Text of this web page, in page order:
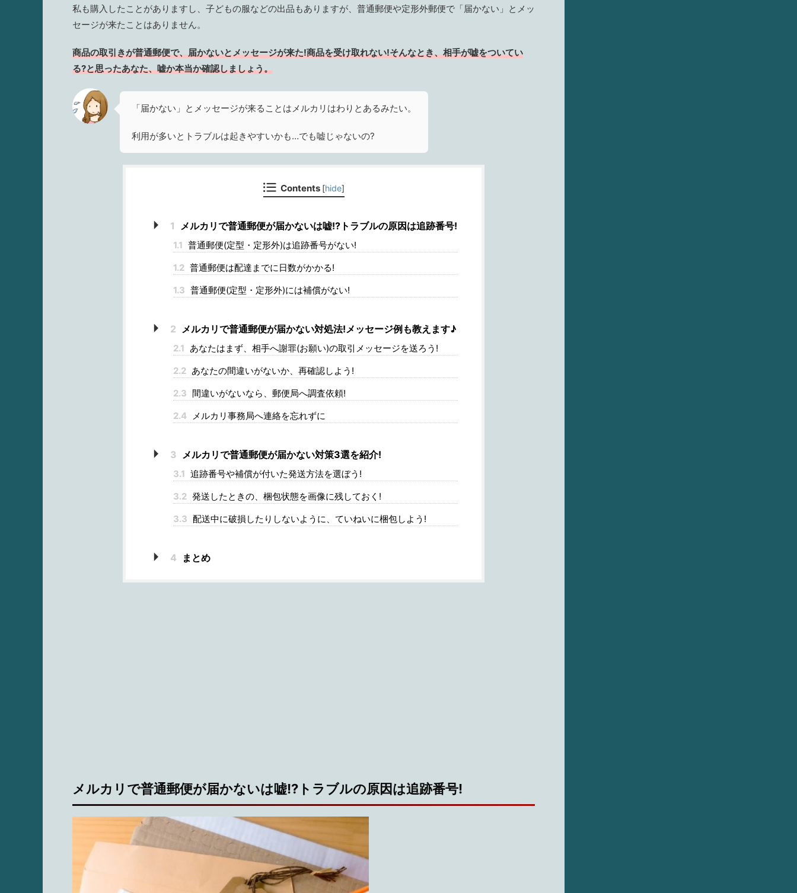
私も購入したことがありますし、子どもの服などの出品もありますが、普通郵便や定形外郵便で「届かない」とメッ
セージが来たことはありません。
商品の取引きが普通郵便で、届かないとメッセージが来た!商品を受け取れない!そんなとき、相手が嘘をついてい
る?と思ったあなた、嘘か本当か確認しましょう。
「届かない」とメッセージが来ることはメルカリはわりとあるみたい。
利用が多いとトラブルは起きやすいかも…でも嘘じゃないの?
Contents [hide]
1 メルカリで普通郵便が届かないは嘘!?トラブルの原因は追跡番号!
1.1 普通郵便(定型・定形外)は追跡番号がない!
1.2 普通郵便は配達までに日数がかかる!
1.3 普通郵便(定型・定形外)には補償がない!
2 メルカリで普通郵便が届かない対処法!メッセージ例も教えます♪
2.1 あなたはまず、相手へ謝罪(お願い)の取引メッセージを送ろう!
2.2 あなたの間違いがないか、再確認しよう!
2.3 間違いがないなら、郵便局へ調査依頼!
2.4 メルカリ事務局へ連絡を忘れずに
3 メルカリで普通郵便が届かない対策3選を紹介!
3.1 追跡番号や補償が付いた発送方法を選ぼう!
3.2 発送したときの、梱包状態を画像に残しておく!
3.3 配送中に破損したりしないように、ていねいに梱包しよう!
4 まとめ
メルカリで普通郵便が届かないは嘘!?トラブルの原因は追跡番号!